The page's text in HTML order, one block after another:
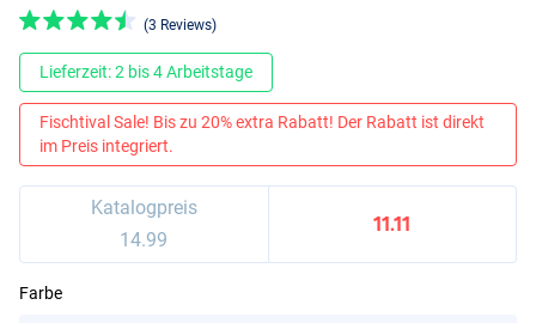
(3 Reviews)
Lieferzeit: 2 bis 4 Arbeitstage
Fischtival Sale! Bis zu 20% extra Rabatt! Der Rabatt ist direkt
im Preis integriert.
Katalogpreis
14.99
11.11
Farbe